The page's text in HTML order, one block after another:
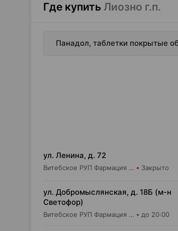
Где купить Лиозно г.п.
Панадол, таблетки покрытые
ул. Ленина, д. 72
Витебское РУП Фармация Аптека №328 Закрыто
ул. Добромыслянская, д. 18Б (м-н
Светофор)
Витебское РУП Фармация Аптека №403 до 20:00